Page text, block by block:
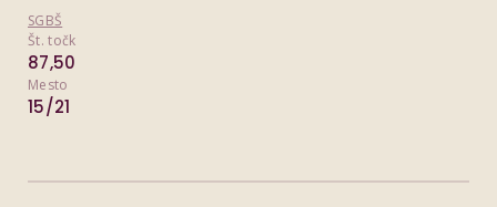
SGBŠ
Št. točk
87,50
Mesto
15/21